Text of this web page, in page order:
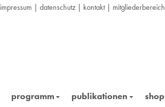
impressum | datenschutz | kontakt| mitgliederbereich
programm publikationen shop